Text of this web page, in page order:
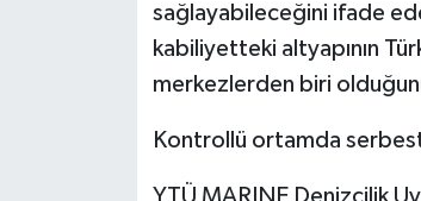
sağlayabileceğini ifade
kabiliyetteki altyapının
merkezlerden biri
Kontrollü ortamda